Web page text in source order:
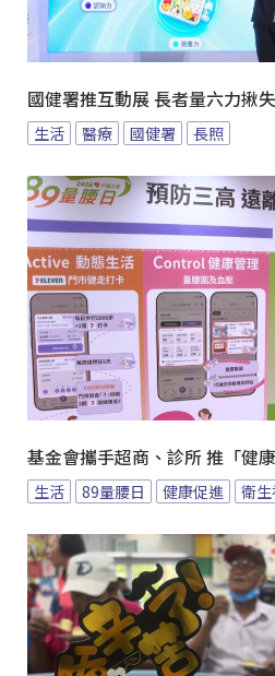
國健署推互動展 長者量六力揪
生活 醫療 國健署 長照
基金會攜手超商、診所 推「健
生活 89量腰日 健康促進 衛